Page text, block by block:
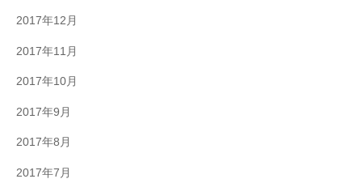
2017年12月
2017年11月
2017年10月
2017年9月
2017年8月
2017年7月